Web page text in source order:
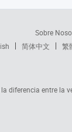
Sobre
简体中文 繁
diferencia entre la